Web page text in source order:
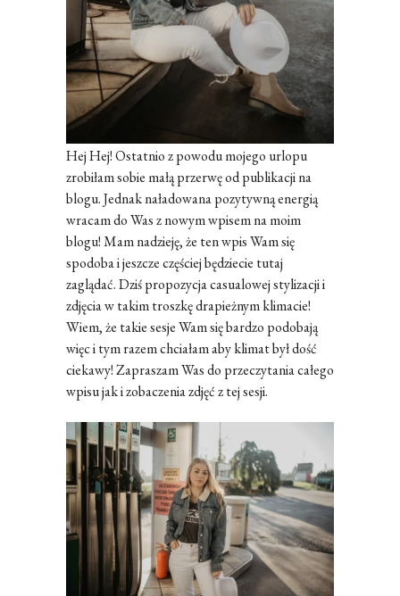
Hej Hej! Ostatnio z powodu mojego urlopu
zrobiłam sobie małą przerwę od publikacji na
blogu. Jednak naładowana pozytywną energią
wracam do Was z nowym wpisem na moim
blogu! Mam nadzieję, że ten wpis Wam się
spodoba i jeszcze częściej będziecie tutaj
zaglądać. Dziś propozycja casualowej stylizacji i
zdjęcia w takim troszkę drapieżnym klimacie!
Wiem, że takie sesje Wam się bardzo podobają
więc i tym razem chciałam aby klimat był dość
ciekawy! Zapraszam Was do przeczytania całego
wpisu jak i zobaczenia zdjęć z tej sesji.